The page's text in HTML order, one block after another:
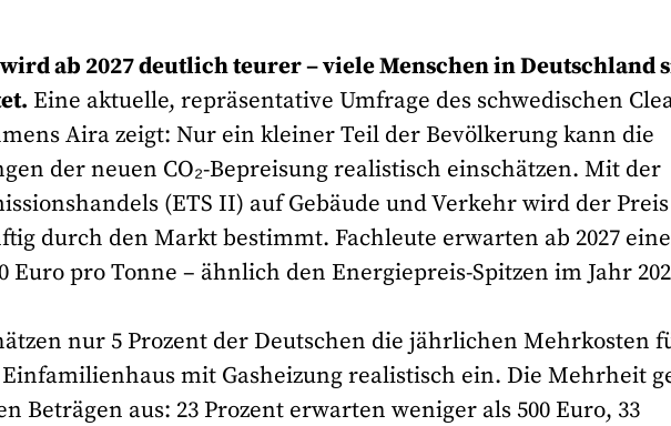
ab 2027 deutlich teurer – viele Menschen in Deutschland
Eine aktuelle, repräsentative Umfrage des schwedischen
Aira zeigt: Nur ein kleiner Teil der Bevölkerung kann die
der neuen CO₂-Bepreisung realistisch einschätzen. Mit der
(ETS II) auf Gebäude und Verkehr wird der
durch den Markt bestimmt. Fachleute erwarten ab 2027
Euro pro Tonne – ähnlich den Energiepreis-Spitzen im Jahr
nur 5 Prozent der Deutschen die jährlichen Mehrkosten
mit Gasheizung realistisch ein. Die Mehrheit
Beträgen aus: 23 Prozent erwarten weniger als 500 Euro, 33